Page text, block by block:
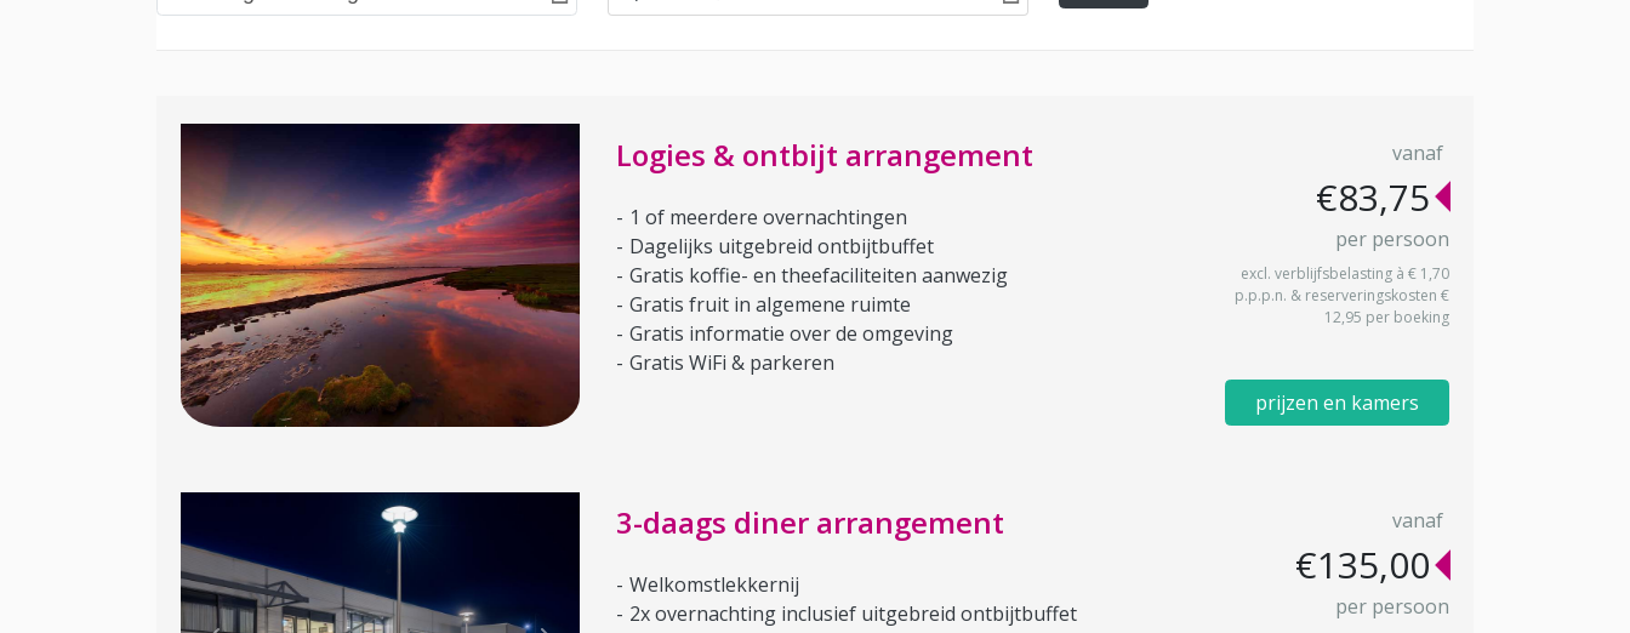
Logies & ontbijt arrangement
1 of meerdere overnachtingen
Dagelijks uitgebreid ontbijtbuffet
Gratis koffie- en theefaciliteiten aanwezig
Gratis fruit in algemene ruimte
Gratis informatie over de omgeving
Gratis WiFi & parkeren
vanaf
€83,75
per persoon
excl. verblijfsbelasting à € 1,70
p.p.p.n. & reserveringskosten €
12,95 per boeking
prijzen en kamers
3-daags diner arrangement
Welkomstlekkernij
2x overnachting inclusief uitgebreid ontbijtbuffet
vanaf
€135,00
per persoon